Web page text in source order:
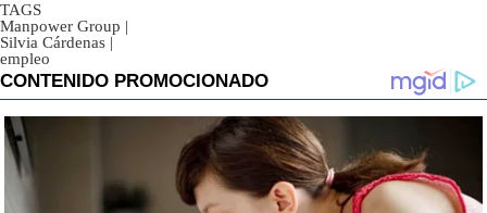
TAGS
Manpower Group |
Silvia Cárdenas |
empleo